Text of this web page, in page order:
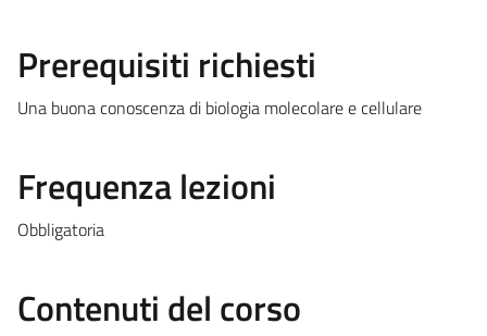
Prerequisiti richiesti
Una buona conoscenza di biologia molecolare e cellulare
Frequenza lezioni
Obbligatoria
Contenuti del corso